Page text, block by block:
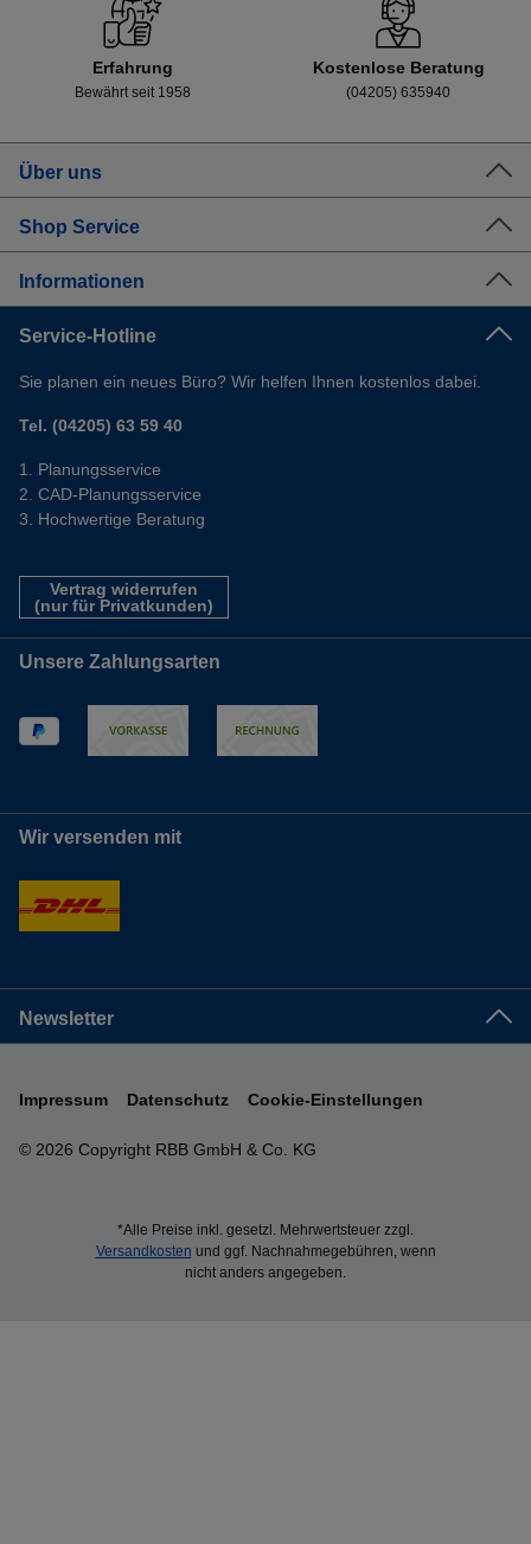
Erfahrung
Bewährt seit 1958
Kostenlose Beratung
(04205) 635940
Über uns
Shop Service
Informationen
Service-Hotline
Sie planen ein neues Büro? Wir helfen Ihnen kostenlos dabei.
Tel. (04205) 63 59 40
Planungsservice
CAD-Planungsservice
Hochwertige Beratung
Vertrag widerrufen
(nur für Privatkunden)
Unsere Zahlungsarten
Wir versenden mit
Newsletter
© 2026 Copyright RBB GmbH & Co. KG
Impressum Datenschutz Cookie-Einstellungen
*Alle Preise inkl. gesetzl. Mehrwertsteuer zzgl.
Versandkosten und ggf. Nachnahmegebühren, wenn
nicht anders angegeben.